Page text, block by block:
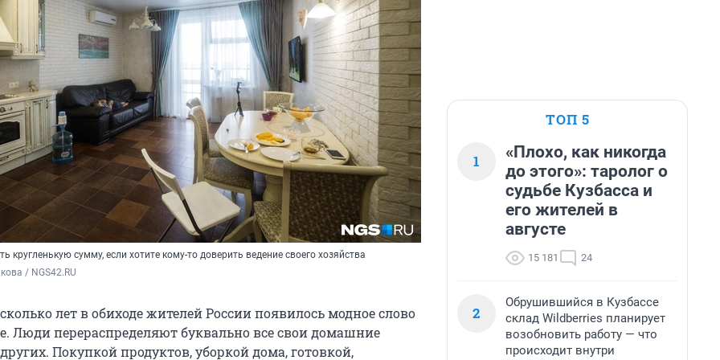
кругленькую сумму, если хотите кому-то доверить ведение своего хозяйства
/ NGS42.RU
лет в обиходе жителей России появилось модное слово
Люди перераспределяют буквально все свои домашние
Покупкой продуктов, уборкой дома, готовкой,
ТОП 5
1
«Плохо, как никогда
до этого»: таролог о
судьбе Кузбасса и
его жителей в
августе
15 181 24
2
Обрушившийся в Кузбассе
склад Wildberries планирует
возобновить работу — что
происходит внутри